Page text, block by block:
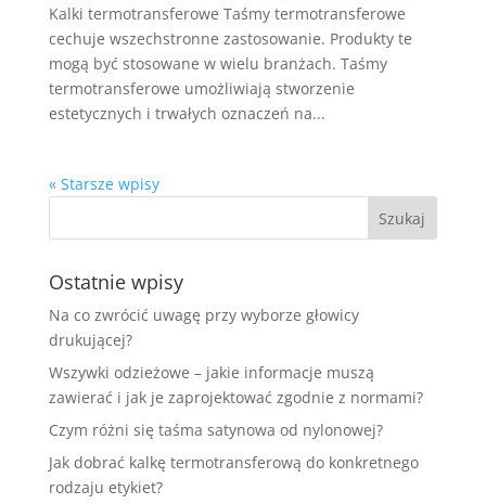
Kalki termotransferowe Taśmy termotransferowe
cechuje wszechstronne zastosowanie. Produkty te
mogą być stosowane w wielu branżach. Taśmy
termotransferowe umożliwiają stworzenie
estetycznych i trwałych oznaczeń na...
« Starsze wpisy
Ostatnie wpisy
Na co zwrócić uwagę przy wyborze głowicy
drukującej?
Wszywki odzieżowe – jakie informacje muszą
zawierać i jak je zaprojektować zgodnie z normami?
Czym różni się taśma satynowa od nylonowej?
Jak dobrać kalkę termotransferową do konkretnego
rodzaju etykiet?